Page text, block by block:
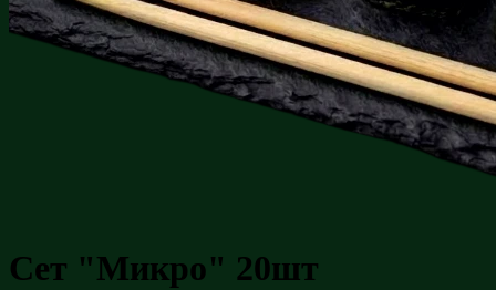
Сет "Микро" 20шт